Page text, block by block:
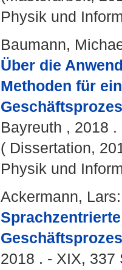
Physik und
Baumann,
Über die
Methoden für
Bayreuth , 2018 .
( Dissertation,
Physik und
Ackermann, Lars:
2018 . - XIX, 337